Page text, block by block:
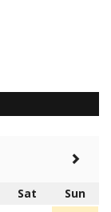
Sat
Sun